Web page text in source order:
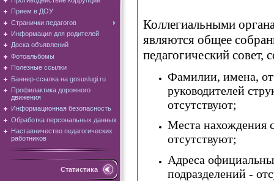
Прием в ДОУ
Странички педагогов
Информация для родителей
Доска объявлений
Фотоальбомы
Полезные ссылки
Баннер-ссылка на gosuslugi.ru
Профилактика дорожного
движения
Информационная безопасность
Обработка персональных данных
Наставничество педагогических
работников
Статистика
Коллегиальными
являются общее
педагогический совет,
Фамилии, имена,
руководителей
отсутствуют;
Места нахождения
отсутствуют;
Адреса
подразделений -